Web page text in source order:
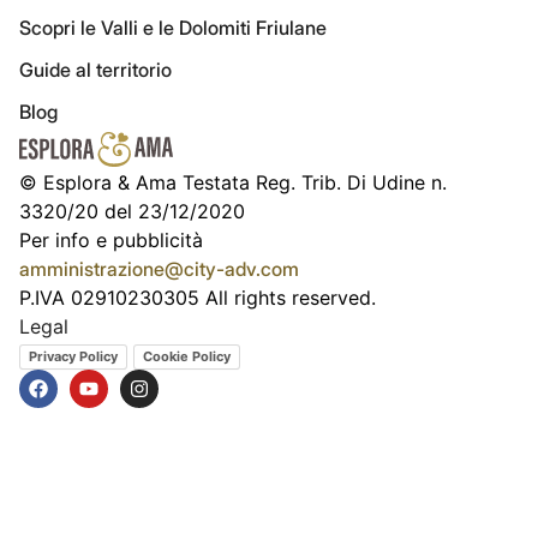
Scopri le Valli e le Dolomiti Friulane
Guide al territorio
Blog
© Esplora & Ama Testata Reg. Trib. Di Udine n.
3320/20 del 23/12/2020
Per info e pubblicità
amministrazione@city-adv.com
P.IVA 02910230305 All rights reserved.
Legal
Privacy Policy Cookie Policy